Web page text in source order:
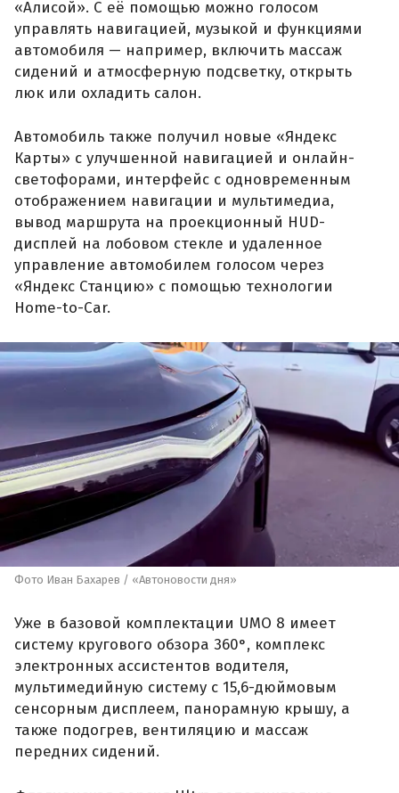
«Алисой». С её помощью можно голосом
управлять навигацией, музыкой и функциями
автомобиля — например, включить массаж
сидений и атмосферную подсветку, открыть
люк или охладить салон.
Автомобиль также получил новые «Яндекс
Карты» с улучшенной навигацией и онлайн-
светофорами, интерфейс с одновременным
отображением навигации и мультимедиа,
вывод маршрута на проекционный HUD-
дисплей на лобовом стекле и удаленное
управление автомобилем голосом через
«Яндекс Станцию» с помощью технологии
Home-to-Car.
Фото Иван Бахарев / «Автоновости дня»
Уже в базовой комплектации UMO 8 имеет
систему кругового обзора 360°, комплекс
электронных ассистентов водителя,
мультимедийную систему с 15,6-дюймовым
сенсорным дисплеем, панорамную крышу, а
также подогрев, вентиляцию и массаж
передних сидений.